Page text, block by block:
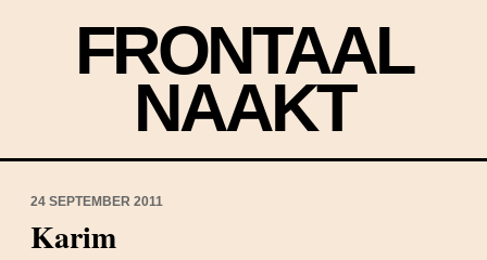
FRONTAAL
NAAKT
24 SEPTEMBER 2011
Karim